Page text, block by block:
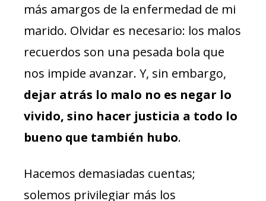
más amargos de la enfermedad de mi
marido. Olvidar es necesario: los malos
recuerdos son una pesada bola que
nos impide avanzar. Y, sin embargo,
dejar atrás lo malo no es negar lo
vivido, sino hacer justicia a todo lo
bueno que también hubo.
Hacemos demasiadas cuentas;
solemos privilegiar más los